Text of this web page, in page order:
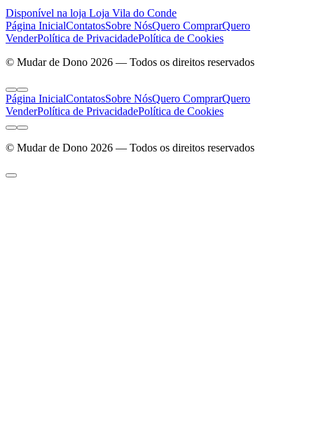
Disponível na loja Loja Vila do Conde
Página InicialContatosSobre NósQuero ComprarQuero
VenderPolítica de PrivacidadePolítica de Cookies
© Mudar de Dono 2026 — Todos os direitos reservados
Página InicialContatosSobre NósQuero ComprarQuero
VenderPolítica de PrivacidadePolítica de Cookies
© Mudar de Dono 2026 — Todos os direitos reservados